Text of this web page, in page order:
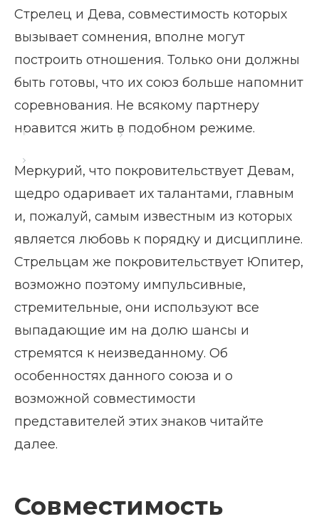
Главная страница
Блог
Стрелец и Дева, совместимость которых
вызывает сомнения, вполне могут
построить отношения. Только они должны
быть готовы, что их союз больше напомнит
соревнования. Не всякому партнеру
нравится жить в подобном режиме.
Меркурий, что покровительствует Девам,
щедро одаривает их талантами, главным
и, пожалуй, самым известным из которых
является любовь к порядку и дисциплине.
Стрельцам же покровительствует Юпитер,
возможно поэтому импульсивные,
стремительные, они используют все
выпадающие им на долю шансы и
стремятся к неизведанному. Об
особенностях данного союза и о
возможной совместимости
представителей этих знаков читайте
далее.
Совместимость